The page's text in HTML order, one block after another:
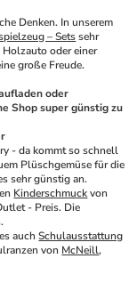
Denken. In unserem
– Sets sehr
günstig ergattern. Oder wie wäre es mit einem tollen Holzauto oder einer
große Freude.
Shop super günstig zu
- da kommt so schnell
sehr günstig an.
Kinderschmuck von
- Preis. Die
auch Schulausstattung
von McNeill